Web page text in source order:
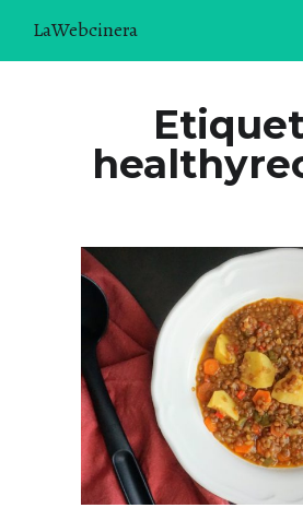
LaWebcinera
VIDEORECETAS
SOBRE MÍ
¿TE GUSTARÍA UNIRTE A NUESTRA
ÚNETE A LA NEWSLETTER
RECOMENDACIONES